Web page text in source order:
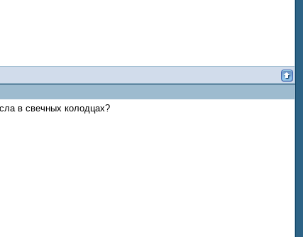
в свечных колодцах?